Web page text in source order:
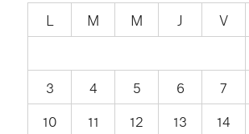
L M M J V
3
4 5 6 7
10
11 12 13 14